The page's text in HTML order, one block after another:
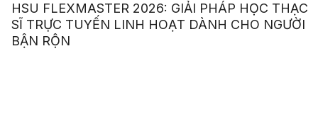
HSU FLEXMASTER 2026: GIẢI PHÁP HỌC THẠC
SĨ TRỰC TUYẾN LINH HOẠT DÀNH CHO NGƯỜI
BẬN RỘN